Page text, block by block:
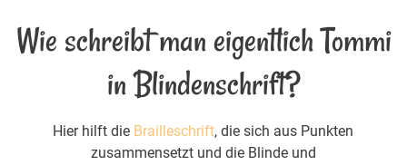
Wie schreibt man eigentlich Tommi
in Blindenschrift?
Hier hilft die Brailleschrift, die sich aus Punkten
zusammensetzt und die Blinde und